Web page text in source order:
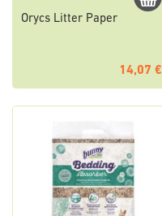
Orycs Litter Paper
14,07 €